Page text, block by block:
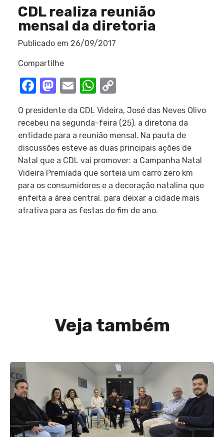
CDL realiza reunião
mensal da diretoria
Publicado em 26/09/2017
Compartilhe
Facebook
Mastodon
EmailWhatsApp
O presidente da CDL Videira, José das Neves Olivo
recebeu na segunda-feira (25), a diretoria da
entidade para a reunião mensal. Na pauta de
discussões esteve as duas principais ações de
Natal que a CDL vai promover: a Campanha Natal
Videira Premiada que sorteia um carro zero km
para os consumidores e a decoração natalina que
enfeita a área central, para deixar a cidade mais
atrativa para as festas de fim de ano.
Veja também